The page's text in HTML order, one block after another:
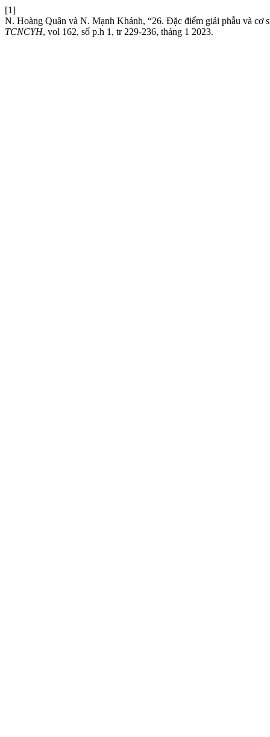
[1]
N. Hoàng Quân và N. Mạnh Khánh, “26. Đặc điểm giải phẫu và cơ
TCNCYH, vol 162, số p.h 1, tr 229-236, tháng 1 2023.